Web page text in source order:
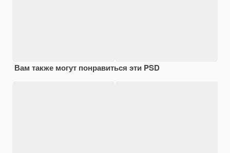
Вам также могут понравиться эти PSD